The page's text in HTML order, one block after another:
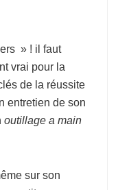
» ! il faut
vrai pour la
de la réussite
entretien de son
outillage a main
sur son